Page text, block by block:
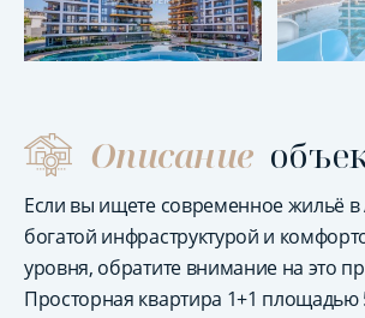
Описание
Если вы ищете современное жильё в
богатой инфраструктурой и
уровня, обратите внимание на это
Просторная квартира 1+1 площадью